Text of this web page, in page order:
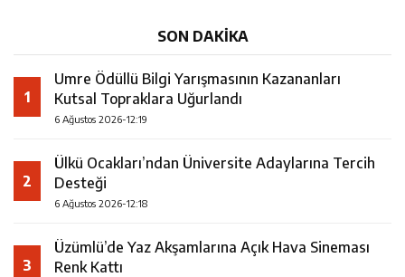
SON DAKİKA
1
Umre Ödüllü Bilgi Yarışmasının Kazananları
Kutsal Topraklara Uğurlandı
6 Ağustos 2026-12:19
2
Ülkü Ocakları’ndan Üniversite Adaylarına Tercih
Desteği
6 Ağustos 2026-12:18
3
Üzümlü’de Yaz Akşamlarına Açık Hava Sineması
Renk Kattı